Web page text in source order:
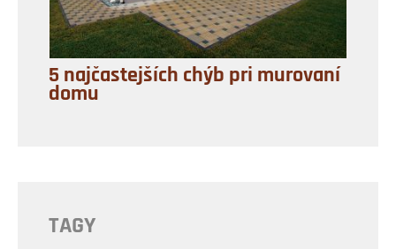
5 najčastejších chýb pri murovaní
domu
TAGY